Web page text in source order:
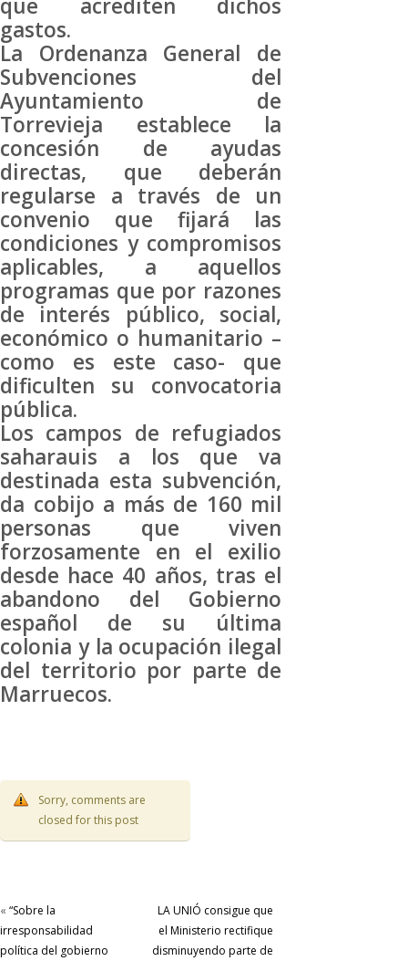
gastos.
La Ordenanza General de
Subvenciones del
Ayuntamiento de
Torrevieja establece la
concesión de ayudas
directas, que deberán
regularse a través de un
convenio que fijará las
condiciones y compromisos
aplicables, a aquellos
programas que por razones
de interés público, social,
económico o humanitario –
como es este caso- que
dificulten su convocatoria
pública.
Los campos de refugiados
saharauis a los que va
destinada esta subvención,
da cobijo a más de 160 mil
personas que viven
forzosamente en el exilio
desde hace 40 años, tras el
abandono del Gobierno
español de su última
colonia y la ocupación ilegal
del territorio por parte de
Marruecos.
Sorry, comments are
closed for this post
« “Sobre la
irresponsabilidad
política del gobierno
LA UNIÓ consigue que
el Ministerio rectifique
disminuyendo parte de